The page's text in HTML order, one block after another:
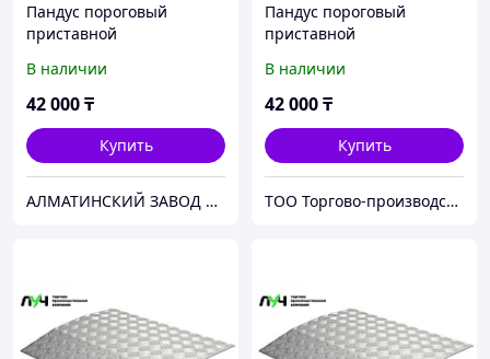
Пандус пороговый
приставной
В наличии
42 000₸
Купить
АЛМАТИНСКИЙ ЗАВОД ПОДЪЕМНОГО ОБОРУДОВАНИЯ
Пандус пороговый
приставной
В наличии
42 000₸
Купить
ТОО Торгово-производственная компания "ЛУЧ"